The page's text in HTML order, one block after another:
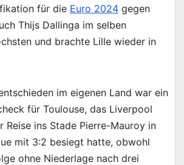
für die Euro 2024 gegen
Thijs Dallinga im selben
und brachte Lille wieder in
im eigenen Land war ein
für Toulouse, das Liverpool
Reise ins Stade Pierre-Mauroy in
mit 3:2 besiegt hatte, obwohl
ohne Niederlage nach drei